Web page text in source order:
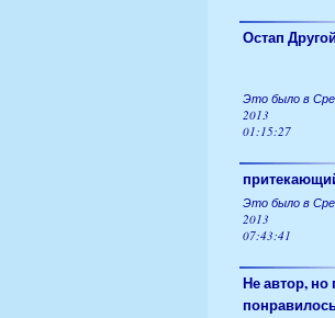
Остап Другой
Это было в
2013
01:15:27
Это было в
2013
07:43:41
Не автор, но